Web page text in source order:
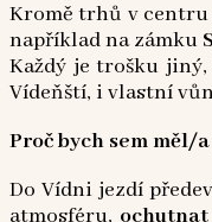
Kromě trhů v
například na zámku
Každý je trošku
Vídeňští, i vlastní
Proč bych sem měl/
Do Vídni jezdí
atmosféru,